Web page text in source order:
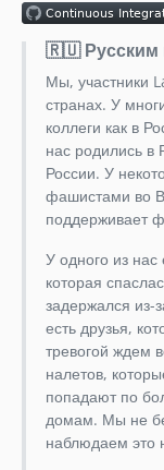
4.11.x-dev
4.11.0
4.9.x-dev
4.9.0
4.8.x-dev
4.8.0
4.7.0
4.6.x-dev
4.6.0
4.5.x-dev
4.5.0
4.4.x-dev
4.4.0
🇷🇺 Русским
Мы, участники
странах. У
коллеги как в
нас родились в
России. У
фашистами во
поддерживает
У одного из нас
которая
задержался из-
есть друзья,
тревогой ждем
налетов,
попадают по
домам. Мы не
наблюдаем это